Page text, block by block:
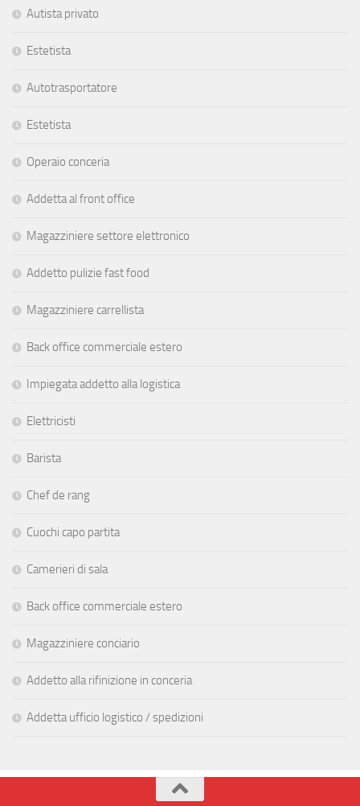
Autista privato
Estetista
Autotrasportatore
Estetista
Operaio conceria
Addetta al front office
Magazziniere settore elettronico
Addetto pulizie fast food
Magazziniere carrellista
Back office commerciale estero
Impiegata addetto alla logistica
Elettricisti
Barista
Chef de rang
Cuochi capo partita
Camerieri di sala
Back office commerciale estero
Magazziniere conciario
Addetto alla rifinizione in conceria
Addetta ufficio logistico / spedizioni